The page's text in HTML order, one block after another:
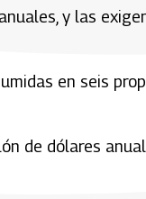
y las
en seis
de dólares